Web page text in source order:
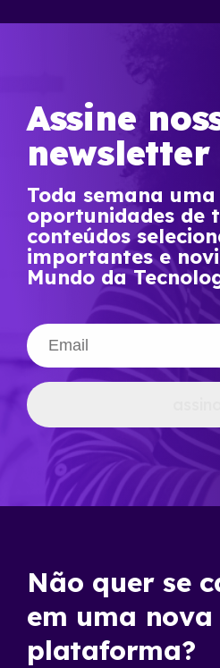
Assine
newsletter
Toda semana
oportunidades de
conteúdos
importantes e
Mundo da
Não quer se
em uma nova
plataforma?